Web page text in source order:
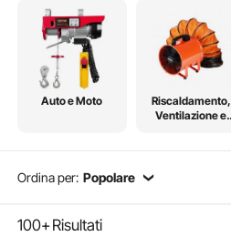
Auto e Moto
Riscaldamento,
Ventilazione e
Ordina per: Popolare
100+Risultati